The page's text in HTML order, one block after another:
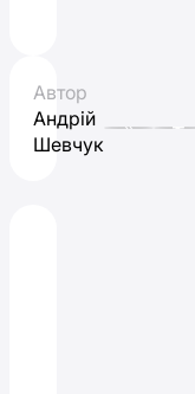
Автор
Андрій
Шевчук